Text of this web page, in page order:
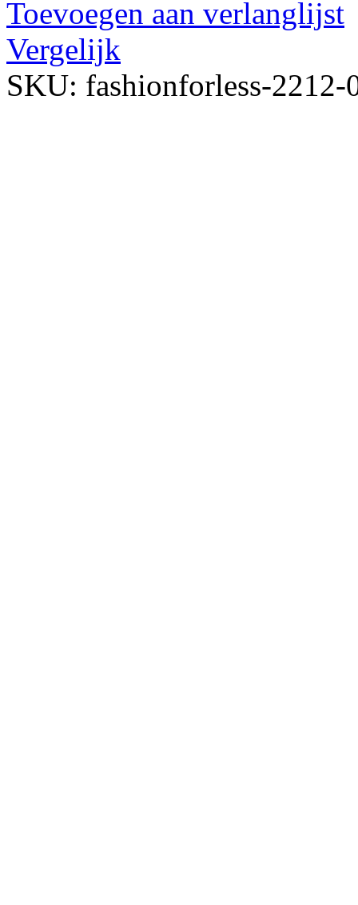
Toevoegen aan verlanglijst
Vergelijk
SKU: fashionforless-2212-